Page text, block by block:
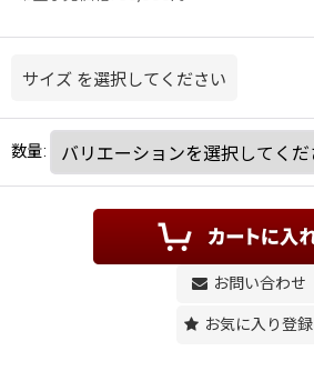
サイズ を選択してください
数量:
お問い合わせ
お気に入り登録